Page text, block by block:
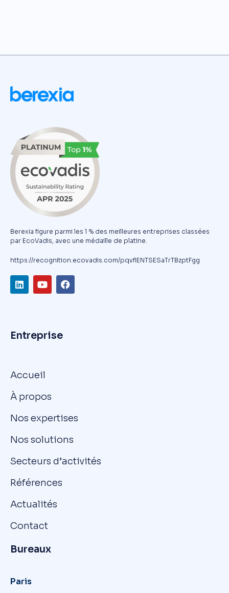
Berexia figure parmi les 1 % des meilleures entreprises classées
par EcoVadis, avec une médaille de platine.
https://recognition.ecovadis.com/pqvfIENTSESaTrTBzptFgg
Entreprise
Accueil
À propos
Nos expertises
Nos solutions
Secteurs d’activités
Références
Actualités
Contact
Bureaux
Paris